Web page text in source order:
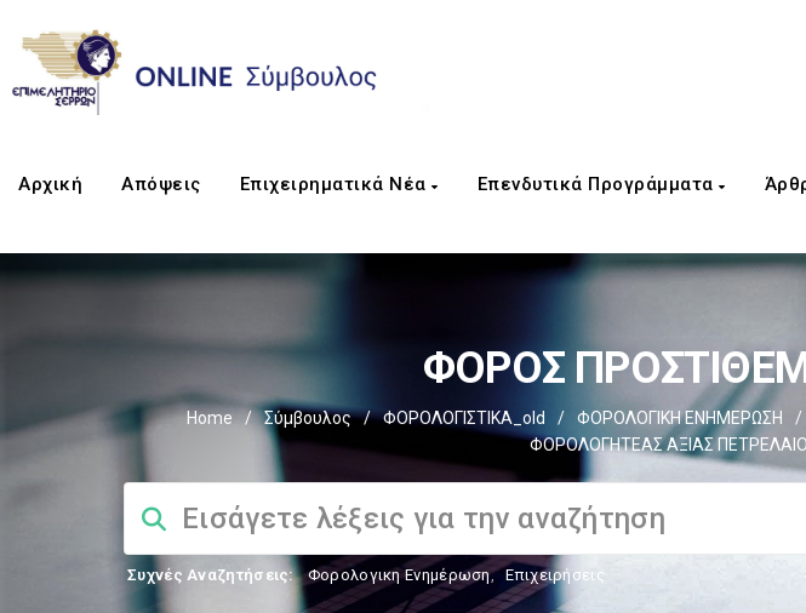
Αρχική Απόψεις Επιχειρηματικά Νέα Επενδυτικά Προγράμματα
ΦΟΡΟΣ
Home / Σύμβουλος / ΦΟΡΟΛΟΓΙΣΤΙΚΑ_old / ΦΟΡΟΛΟΓΙΚΗ ΕΝΗΜΕΡΩΣΗ /
ΦΟΡΟΛΟΓΗΤΕΑΣ ΑΞΙΑΣ
Συχνές Αναζητήσεις: Φορολογικη Ενημέρωση, Επιχειρήσεις